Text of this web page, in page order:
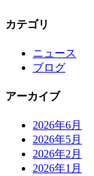
カテゴリ
ニュース
ブログ
アーカイブ
2026年6月
2026年5月
2026年2月
2026年1月